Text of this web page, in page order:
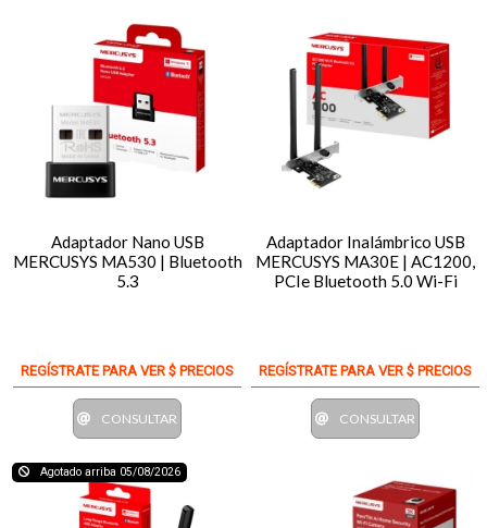
Adaptador Nano USB
MERCUSYS MA530 | Bluetooth
5.3
REGÍSTRATE PARA VER $ PRECIOS
CONSULTAR
Adaptador Inalámbrico USB
MERCUSYS MA30E | AC1200,
PCIe Bluetooth 5.0 Wi-Fi
REGÍSTRATE PARA VER $ PRECIOS
CONSULTAR
Agotado arriba 05/08/2026